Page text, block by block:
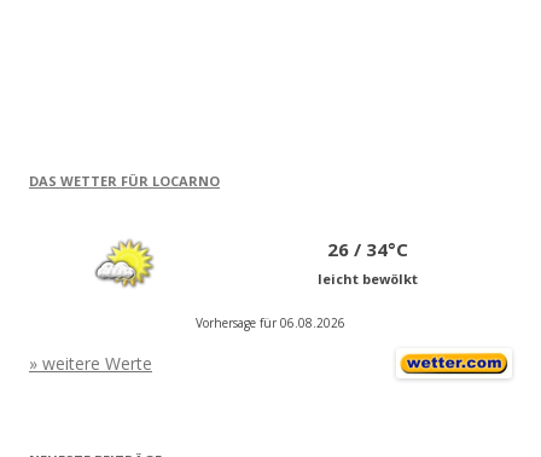
DAS WETTER FÜR LOCARNO
26 / 34°C
leicht bewölkt
Vorhersage für 06.08.2026
» weitere Werte